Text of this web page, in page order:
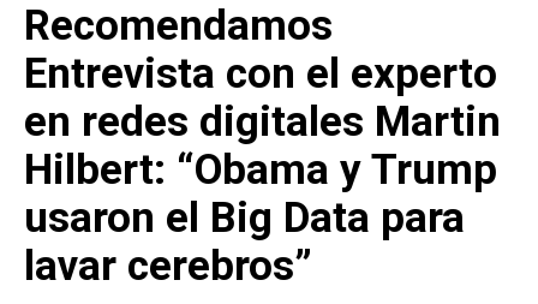
Recomendamos
Entrevista con el experto
en redes digitales Martin
Hilbert: “Obama y Trump
usaron el Big Data para
lavar cerebros”